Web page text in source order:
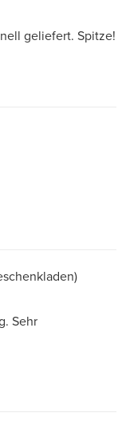
geliefert. Spitze!
Sehr